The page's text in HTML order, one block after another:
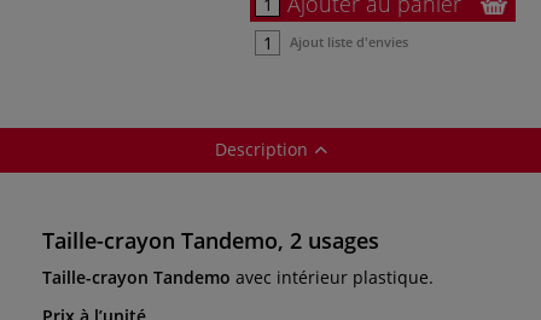
Ajout liste d'envies
Description
Taille-crayon Tandemo, 2 usages
Taille-crayon Tandemo avec intérieur plastique.